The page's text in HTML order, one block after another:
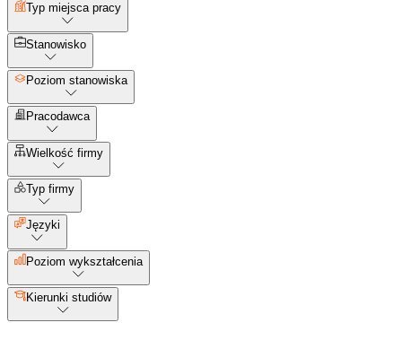
Typ miejsca pracy
Stanowisko
Poziom stanowiska
Pracodawca
Wielkość firmy
Typ firmy
Języki
Poziom wykształcenia
Kierunki studiów